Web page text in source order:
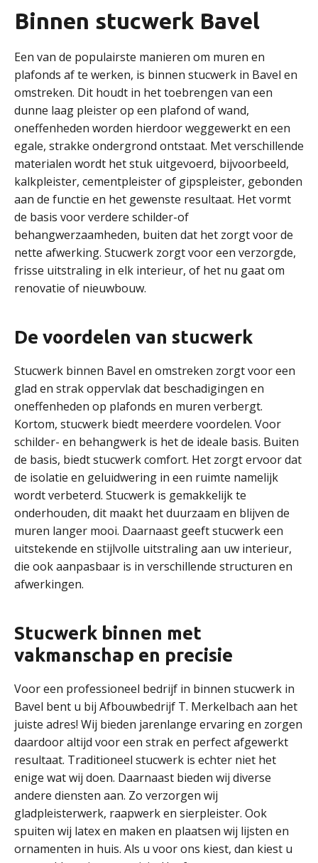
Binnen stucwerk Bavel
Een van de populairste manieren om muren en
plafonds af te werken, is binnen stucwerk in Bavel en
omstreken. Dit houdt in het toebrengen van een
dunne laag pleister op een plafond of wand,
oneffenheden worden hierdoor weggewerkt en een
egale, strakke ondergrond ontstaat. Met verschillende
materialen wordt het stuk uitgevoerd, bijvoorbeeld,
kalkpleister, cementpleister of gipspleister, gebonden
aan de functie en het gewenste resultaat. Het vormt
de basis voor verdere schilder-of
behangwerzaamheden, buiten dat het zorgt voor de
nette afwerking. Stucwerk zorgt voor een verzorgde,
frisse uitstraling in elk interieur, of het nu gaat om
renovatie of nieuwbouw.
De voordelen van stucwerk
Stucwerk binnen Bavel en omstreken zorgt voor een
glad en strak oppervlak dat beschadigingen en
oneffenheden op plafonds en muren verbergt.
Kortom, stucwerk biedt meerdere voordelen. Voor
schilder- en behangwerk is het de ideale basis. Buiten
de basis, biedt stucwerk comfort. Het zorgt ervoor dat
de isolatie en geluidwering in een ruimte namelijk
wordt verbeterd. Stucwerk is gemakkelijk te
onderhouden, dit maakt het duurzaam en blijven de
muren langer mooi. Daarnaast geeft stucwerk een
uitstekende en stijlvolle uitstraling aan uw interieur,
die ook aanpasbaar is in verschillende structuren en
afwerkingen.
Stucwerk binnen met
vakmanschap en precisie
Voor een professioneel bedrijf in binnen stucwerk in
Bavel bent u bij Afbouwbedrijf T. Merkelbach aan het
juiste adres! Wij bieden jarenlange ervaring en zorgen
daardoor altijd voor een strak en perfect afgewerkt
resultaat. Traditioneel stucwerk is echter niet het
enige wat wij doen. Daarnaast bieden wij diverse
andere diensten aan. Zo verzorgen wij
gladpleisterwerk, raapwerk en sierpleister. Ook
spuiten wij latex en maken en plaatsen wij lijsten en
ornamenten in huis. Als u voor ons kiest, dan kiest u